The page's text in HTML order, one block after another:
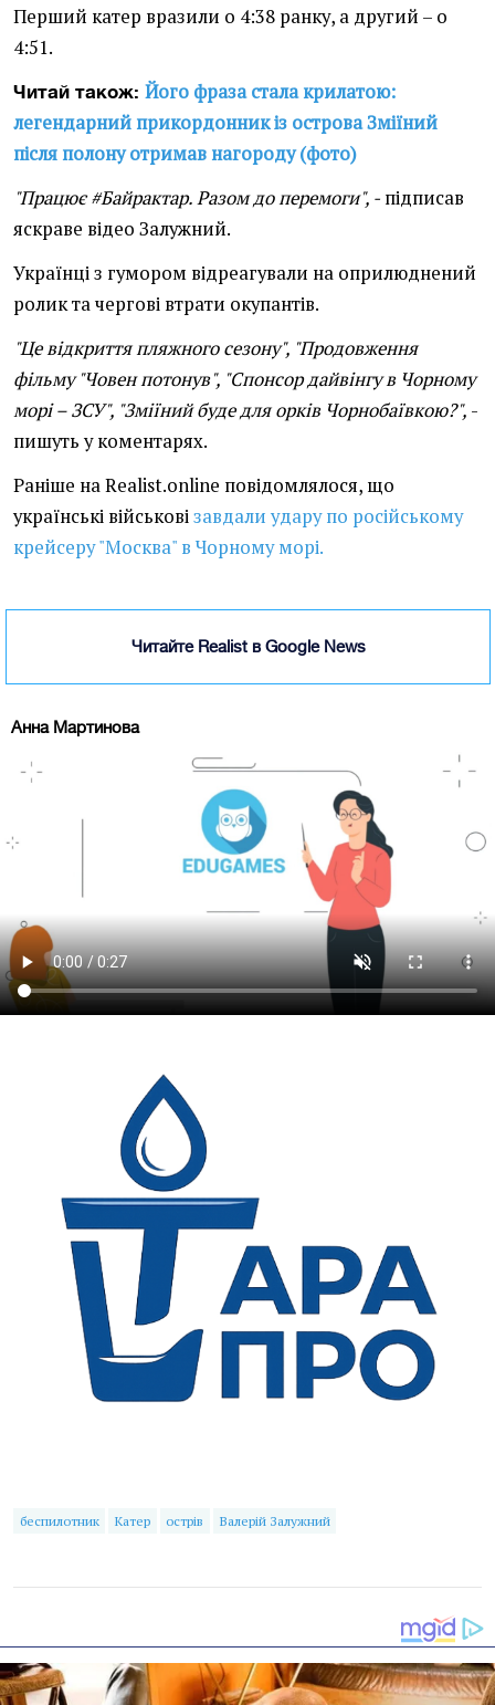
Перший катер вразили о 4:38 ранку, а другий – о
4:51.
Читай також: Його фраза стала крилатою:
легендарний прикордонник із острова Зміїний
після полону отримав нагороду (фото)
"Працює #Байрактар. Разом до перемоги", - підписав
яскраве відео Залужний.
Українці з гумором відреагували на оприлюднений
ролик та чергові втрати окупантів.
"Це відкриття пляжного сезону", "Продовження
фільму "Човен потонув", "Спонсор дайвінгу в Чорному
морі – ЗСУ", "Зміїний буде для орків Чорнобаївкою?", -
пишуть у коментарях.
Раніше на Realist.online повідомлялося, що
українські військовізавдали удару по російському
крейсеру "Москва" в Чорному морі.
Читайте Realist в Google News
Анна Мартинова
беспилотник Катер острів Валерій Залужний